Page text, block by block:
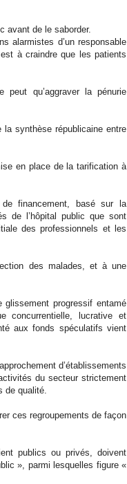
avant de le saborder.
alarmistes d’un responsable
à craindre que les patients
peut qu’aggraver la pénurie
synthèse républicaine entre
en place de la tarification à
financement, basé sur la
de l’hôpital public que sont
des professionnels et les
des malades, et à une
glissement progressif entamé
concurrentielle, lucrative et
aux fonds spéculatifs vient
d’établissements
du secteur strictement
de qualité.
ces regroupements de façon
publics ou privés, doivent
», parmi lesquelles figure «